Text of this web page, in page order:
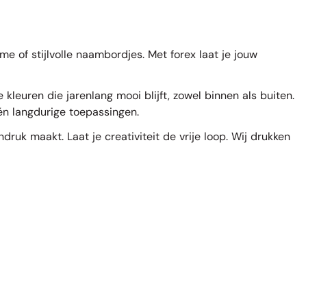
of stijlvolle naambordjes. Met forex laat je jouw
die jarenlang mooi blijft, zowel binnen als buiten.
langdurige toepassingen.
maakt. Laat je creativiteit de vrije loop. Wij drukken